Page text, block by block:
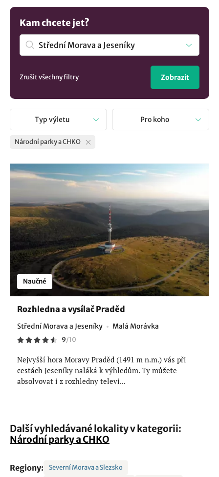
Kam chcete jet?
Zrušit všechny filtry Zobrazit
Typ výletu Pro koho
Národní parky a CHKO
Naučné
Rozhledna a vysílač Praděd
Střední Morava a Jeseníky Malá Morávka
9/10
Nejvyšší hora Moravy Praděd (1491 m n.m.) vás při
cestách Jeseníky naláká k výhledům. Ty můžete
absolvovat i z rozhledny televi...
Další vyhledávané lokality v kategorii:
Národní parky a CHKO
Regiony:
Severní Morava a Slezsko